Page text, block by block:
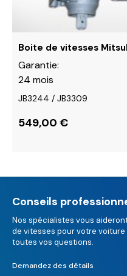
Boite de vitesses
Garantie:
24 mois
JB3244 / JB3309
549,00 €
du
Conseils
Nos spécialistes vous
de vitesses pour votre
toutes vos questions.
Demandez des détails